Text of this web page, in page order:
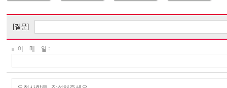
[질문]
이 메 일 :